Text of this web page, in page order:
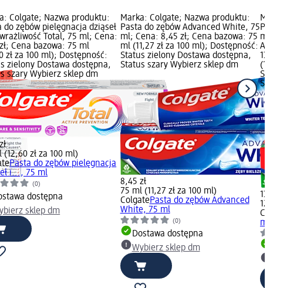
Colgate; Nazwa produktu:
do zębów pielęgnacja dziąseł
Total, 75 ml; Cena:
Cena bazowa: 75 ml
zł za 100 ml); Dostępność:
zielony Dostawa dostępna,
szary Wybierz sklep dm
(12,60 zł za 100 ml)
Pasta do zębów pielęgnacja
i..., 75 ml
(0)
dostępna
sklep dm
Marka: Colgate; Nazwa produktu:
Pasta do zębów Advanced White, 75
ml; Cena: 8,45 zł; Cena bazowa: 75
ml (11,27 zł za 100 ml); Dostępność:
Status zielony Dostawa dostępna,
Status szary Wybierz sklep dm
8,45 zł
75 ml (11,27 zł za 100 ml)
ColgatePasta do zębów Advanced
White, 75 ml
(0)
Dostawa dostępna
Wybierz sklep dm
Marka:
Pasta do
Advanced
13,45 zł;
(10,76 zł
Status
Status
13,45 zł
125 ml
Colgate